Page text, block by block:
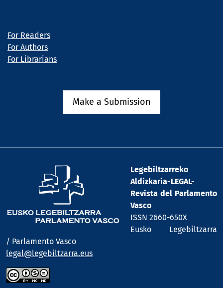
For Readers
For Authors
For Librarians
Make a Submission
Legebiltzarreko
Aldizkaria-LEGAL-
Revista del Parlamento
Vasco
ISSN 2660-650X
Eusko Legebiltzarra
/ Parlamento Vasco
legal@legebiltzarra.eus